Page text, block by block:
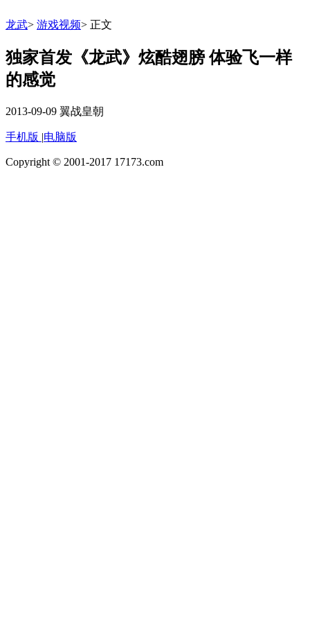
龙武> 游戏视频> 正文
独家首发《龙武》炫酷翅膀 体验飞一样
的感觉
2013-09-09 翼战皇朝
手机版 |电脑版
Copyright © 2001-2017 17173.com